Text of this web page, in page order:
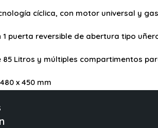
cíclica, con motor universal y
1 puerta reversible de abertura tipo
Litros y múltiples compartimentos
x 450 mm